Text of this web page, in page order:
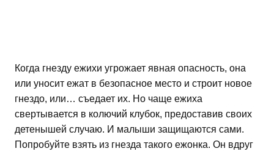
Когда гнезду ежихи угрожает явная опасность, она
или уносит ежат в безопасное место и строит новое
гнездо, или… съедает их. Но чаще ежиха
свертывается в колючий клубок, предоставив своих
детенышей случаю. И малыши защищаются сами.
Попробуйте взять из гнезда такого ежонка. Он вдруг